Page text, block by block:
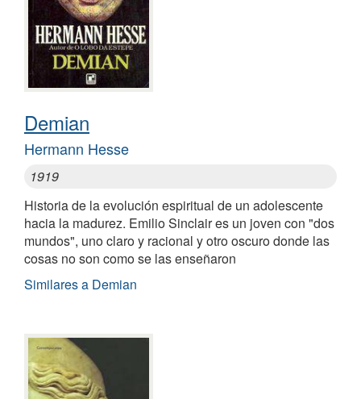
Demian
Hermann Hesse
1919
Historia de la evolución espiritual de un adolescente
hacia la madurez. Emilio Sinclair es un joven con "dos
mundos", uno claro y racional y otro oscuro donde las
cosas no son como se las enseñaron
Similares a Demian